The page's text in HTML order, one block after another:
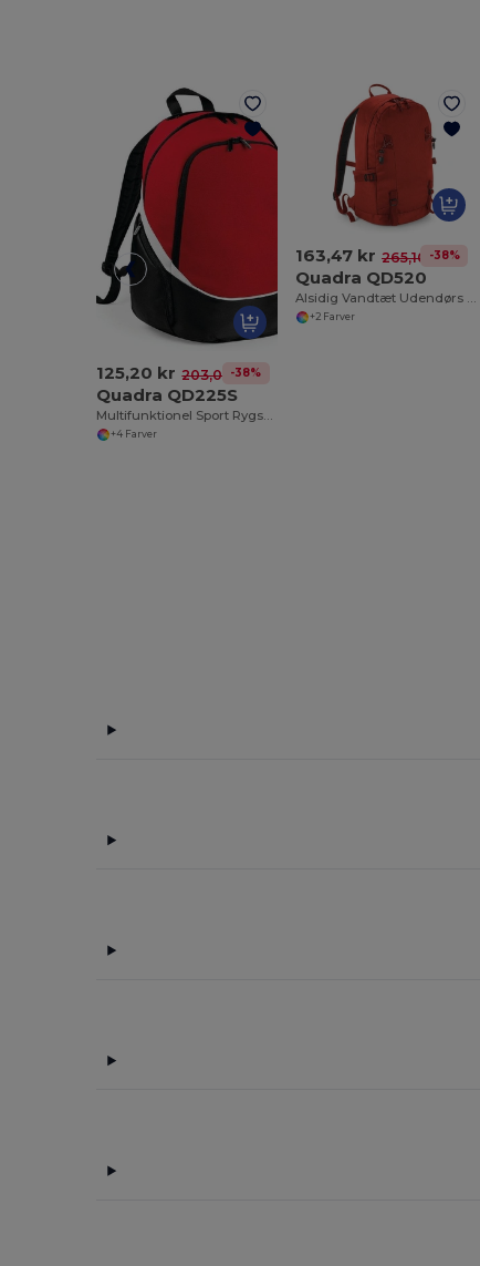
125,20 kr 203,05 kr
-38%
Quadra QD225S
+4 Farver
163,47 kr 265,10 kr-38%
Quadra QD520
+2 Farver